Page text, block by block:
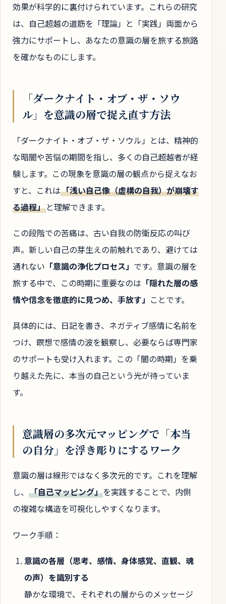
効果が科学的に裏付けられています。これらの研究
は、自己超越の道筋を「理論」と「実践」両面から
強力にサポートし、あなたの意識の層を旅する旅路
を確かなものにします。
「ダークナイト・オブ・ザ・ソウ
ル」を意識の層で捉え直す方法
「ダークナイト・オブ・ザ・ソウル」とは、精神的
な暗闇や苦悩の期間を指し、多くの自己超越者が経
験します。この現象を意識の層の観点から捉えなお
すと、これは「浅い自己像（虚構の自我）が崩壊す
る過程」と理解できます。
この段階での苦痛は、古い自我の防衛反応の叫び
声。新しい自己の芽生えの前触れであり、避けては
通れない 「意識の浄化プロセス」 です。意識の層を
旅する中で、この時期に重要なのは 「隠れた層の感
情や信念を徹底的に見つめ、手放す」 ことです。
具体的には、日記を書き、ネガティブ感情に名前を
つけ、瞑想で感情の波を観察し、必要ならば専門家
のサポートも受け入れます。この「闇の時期」を乗
り越えた先に、本当の自己という光が待っていま
す。
意識層の多次元マッピングで「本当
の自分」を浮き彫りにするワーク
意識の層は線形ではなく多次元的です。これを理解
し、 「自己マッピング」を実践することで、内側
の複雑な構造を可視化しやすくなります。
ワーク手順：
意識の各層（思考、感情、身体感覚、直観、魂
の声）を識別する
静かな環境で、それぞれの層からのメッセージ